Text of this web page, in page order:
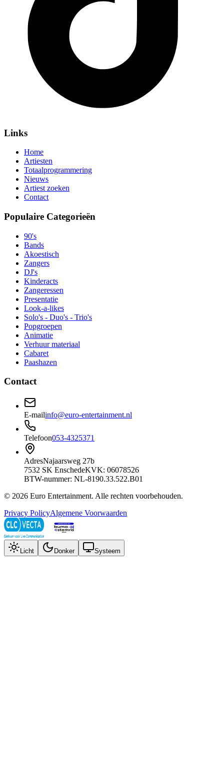
Links
Home
Artiesten
Totaalprogrammering
Nieuws
Artiest zoeken
Contact
Populaire Categorieën
90's
Bands
Akoestisch
Zangers
DJ's
Kinderacts
Zangeressen
Presentatie
Look-a-likes
Solo's - Duo's - Trio's
Popgroepen
Animatie
Verhuur materiaal
Cabaret
Paashazen
Contact
E-mailinfo@euro-entertainment.nl
Telefoon053-4325371
AdresNajaarsweg 27b
7532 SK EnschedeKVK: 06078526
BTW-nummer: NL-8190.33.522.B01
© 2026 Euro Entertainment. Alle rechten voorbehouden.
Privacy PolicyAlgemene Voorwaarden
Licht Donker Systeem